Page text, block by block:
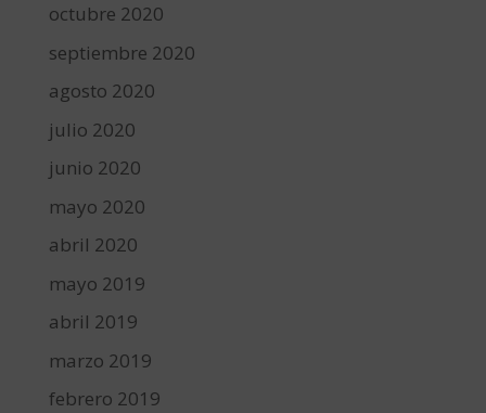
octubre 2020
septiembre 2020
agosto 2020
julio 2020
junio 2020
mayo 2020
abril 2020
mayo 2019
abril 2019
marzo 2019
febrero 2019